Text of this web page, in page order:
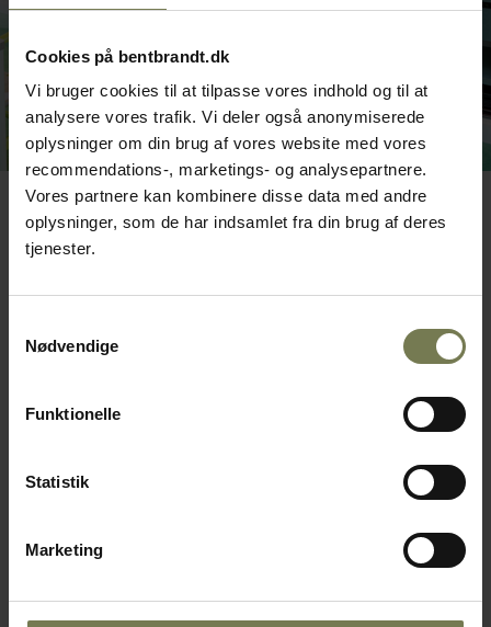
Cookies på bentbrandt.dk
Vi bruger cookies til at tilpasse vores indhold og til at
analysere vores trafik. Vi deler også anonymiserede
oplysninger om din brug af vores website med vores
recommendations-, marketings- og analysepartnere.
Vores partnere kan kombinere disse data med andre
oplysninger, som de har indsamlet fra din brug af deres
tjenester.
Nødvendige
Funktionelle
Statistik
Marketing
Løsninger:
gaskogebord, elfriture og grill samt